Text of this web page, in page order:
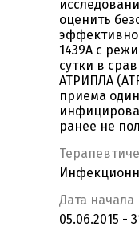
оценить
1439A с
сутки в
АТРИПЛА
приема
ранее не
Дата
05.06.2015 -